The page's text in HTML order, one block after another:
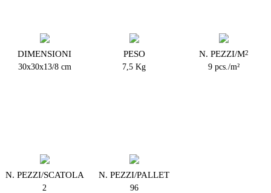
DIMENSIONI
30x30x13/8 cm
PESO
7,5 Kg
N. PEZZI/M2
9 pcs./m²
N. PEZZI/SCATOLA
2
N. PEZZI/PALLET
96